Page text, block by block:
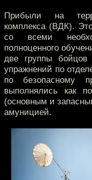
Прибыли на
комплекса (ВДК).
со всеми
полноценного
две группы бойцов
упражнений по
по безопасному
выполнялись как
(основным и
амуницией.